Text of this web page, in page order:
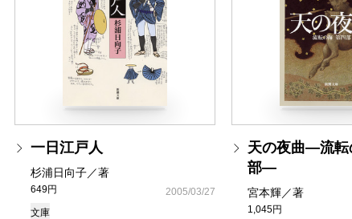
一日江戸人
杉浦日向子／著
649円
2005/03/27
文庫
天の夜曲―流
部―
宮本輝／著
1,045円